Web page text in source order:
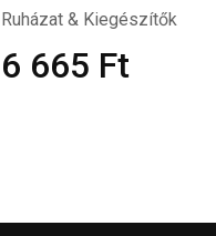
Ruházat & Kiegészítők
6 665 Ft